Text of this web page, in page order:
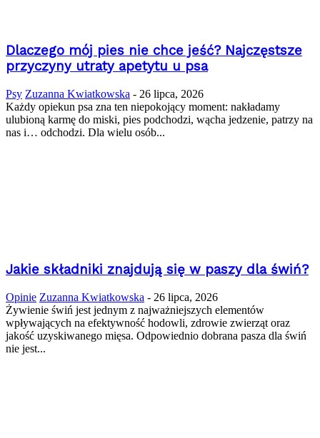
Dlaczego mój pies nie chce jeść? Najczęstsze
przyczyny utraty apetytu u psa
Psy Zuzanna Kwiatkowska - 26 lipca, 2026
Każdy opiekun psa zna ten niepokojący moment: nakładamy
ulubioną karmę do miski, pies podchodzi, wącha jedzenie, patrzy na
nas i… odchodzi. Dla wielu osób...
Jakie składniki znajdują się w paszy dla świń?
Opinie Zuzanna Kwiatkowska - 26 lipca, 2026
Żywienie świń jest jednym z najważniejszych elementów
wpływających na efektywność hodowli, zdrowie zwierząt oraz
jakość uzyskiwanego mięsa. Odpowiednio dobrana pasza dla świń
nie jest...